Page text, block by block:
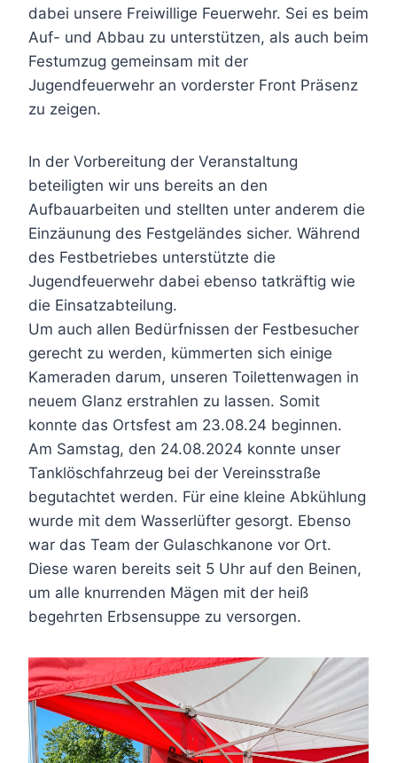
dabei unsere Freiwillige Feuerwehr. Sei es beim
Auf- und Abbau zu unterstützen, als auch beim
Festumzug gemeinsam mit der
Jugendfeuerwehr an vorderster Front Präsenz
zu zeigen.
In der Vorbereitung der Veranstaltung
beteiligten wir uns bereits an den
Aufbauarbeiten und stellten unter anderem die
Einzäunung des Festgeländes sicher. Während
des Festbetriebes unterstützte die
Jugendfeuerwehr dabei ebenso tatkräftig wie
die Einsatzabteilung.
Um auch allen Bedürfnissen der Festbesucher
gerecht zu werden, kümmerten sich einige
Kameraden darum, unseren Toilettenwagen in
neuem Glanz erstrahlen zu lassen. Somit
konnte das Ortsfest am 23.08.24 beginnen.
Am Samstag, den 24.08.2024 konnte unser
Tanklöschfahrzeug bei der Vereinsstraße
begutachtet werden. Für eine kleine Abkühlung
wurde mit dem Wasserlüfter gesorgt. Ebenso
war das Team der Gulaschkanone vor Ort.
Diese waren bereits seit 5 Uhr auf den Beinen,
um alle knurrenden Mägen mit der heiß
begehrten Erbsensuppe zu versorgen.